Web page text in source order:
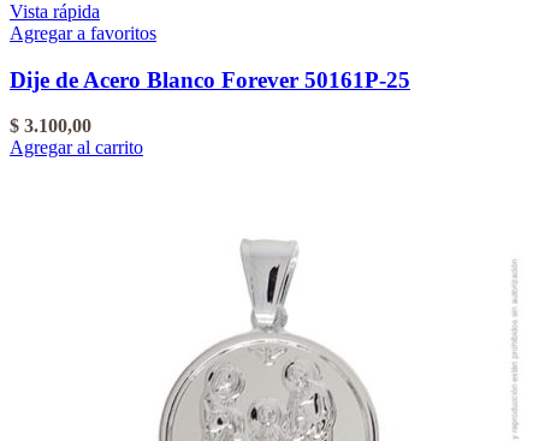
Vista rápida
Agregar a favoritos
Dije de Acero Blanco Forever 50161P-25
$ 3.100,00
Agregar al carrito